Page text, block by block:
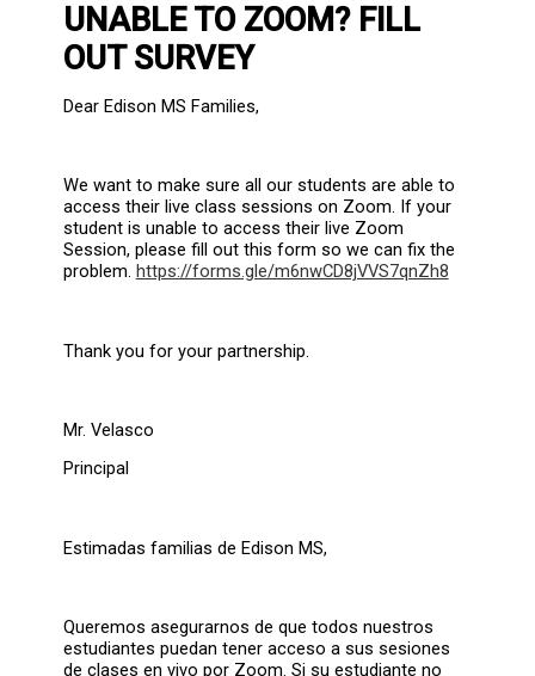
UNABLE TO ZOOM? FILL
OUT SURVEY
Dear Edison MS Families,
We want to make sure all our students are able to
access their live class sessions on Zoom. If your
student is unable to access their live Zoom
Session, please fill out this form so we can fix the
problem. https://forms.gle/m6nwCD8jVVS7qnZh8
Thank you for your partnership.
Mr. Velasco
Principal
Estimadas familias de Edison MS,
Queremos asegurarnos de que todos nuestros
estudiantes puedan tener acceso a sus sesiones
de clases en vivo por Zoom. Si su estudiante no